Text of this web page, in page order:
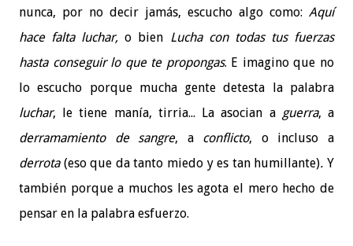
nunca, por no decir jamás, escucho algo como: Aquí
hace falta luchar,o bien Lucha con todas tus fuerzas
hasta conseguir lo que te propongas. E imagino que no
lo escucho porque mucha gente detesta la palabra
luchar, le tiene manía, tirria... La asocian a guerra, a
derramamiento de sangre, a conflicto, o incluso a
derrota (eso que da tanto miedo y es tan humillante).Y
también porque a muchos les agota el mero hecho de
pensar en la palabra esfuerzo.